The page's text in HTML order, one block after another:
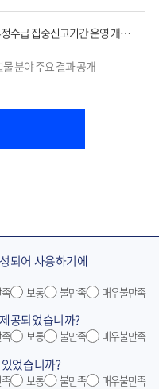
<정부지원금(교육분야) 부정수급 집중신고기간 운영 개요>
분야 주요 결과 공개
되어 사용하기에
보통 불만족 매우불만족
공되었습니까?
보통 불만족 매우불만족
었습니까?
보통 불만족 매우불만족